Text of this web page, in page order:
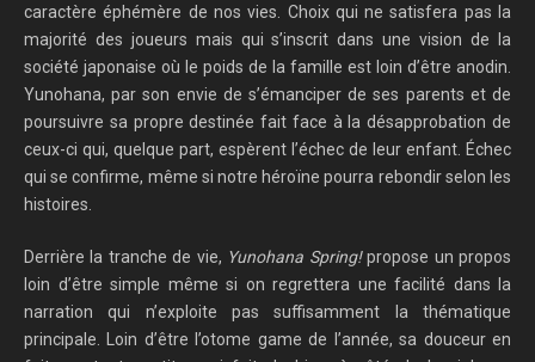
caractère éphémère de nos vies. Choix qui ne satisfera pas la
majorité des joueurs mais qui s’inscrit dans une vision de la
société japonaise où le poids de la famille est loin d’être anodin.
Yunohana, par son envie de s’émanciper de ses parents et de
poursuivre sa propre destinée fait face à la désapprobation de
ceux-ci qui, quelque part, espèrent l’échec de leur enfant. Échec
qui se confirme, même si notre héroïne pourra rebondir selon les
histoires.
Derrière la tranche de vie, Yunohana Spring!propose un propos
loin d’être simple même si on regrettera une facilité dans la
narration qui n’exploite pas suffisamment la thématique
principale. Loin d’être l’otome game de l’année, sa douceur en